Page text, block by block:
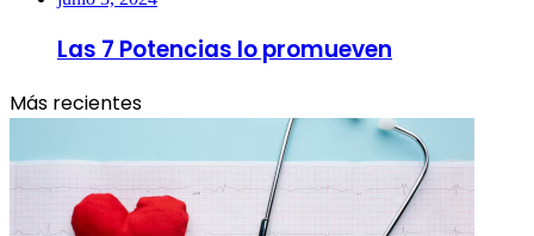
Las 7 Potencias lo promueven
Más recientes